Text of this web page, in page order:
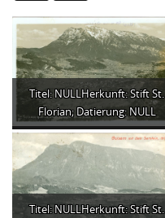
Titel: NULLHerkunft: Stift St.
Florian; Datierung: NULL
Titel: NULLHerkunft: Stift St.